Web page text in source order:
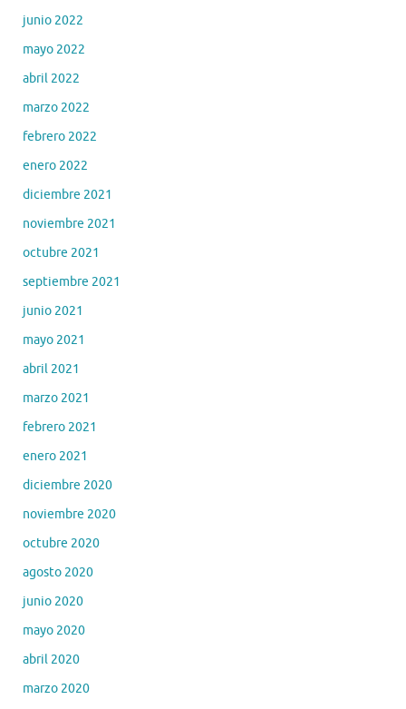
junio 2022
mayo 2022
abril 2022
marzo 2022
febrero 2022
enero 2022
diciembre 2021
noviembre 2021
octubre 2021
septiembre 2021
junio 2021
mayo 2021
abril 2021
marzo 2021
febrero 2021
enero 2021
diciembre 2020
noviembre 2020
octubre 2020
agosto 2020
junio 2020
mayo 2020
abril 2020
marzo 2020